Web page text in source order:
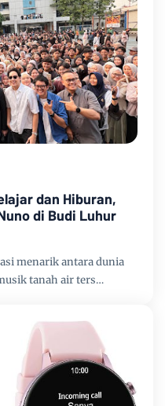
dan Hiburan,
di Budi Luhur
menarik antara dunia
tanah air ters…